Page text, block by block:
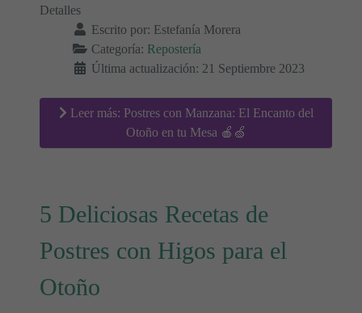
Detalles
Escrito por: Estefanía Morera
Categoría: Repostería
Última actualización: 21 Septiembre 2023
Leer más: Postres con Manzana: El Encanto del
Otoño en tu Mesa 🍎🍏
5 Deliciosas Recetas de
Postres con Higos para el
Otoño